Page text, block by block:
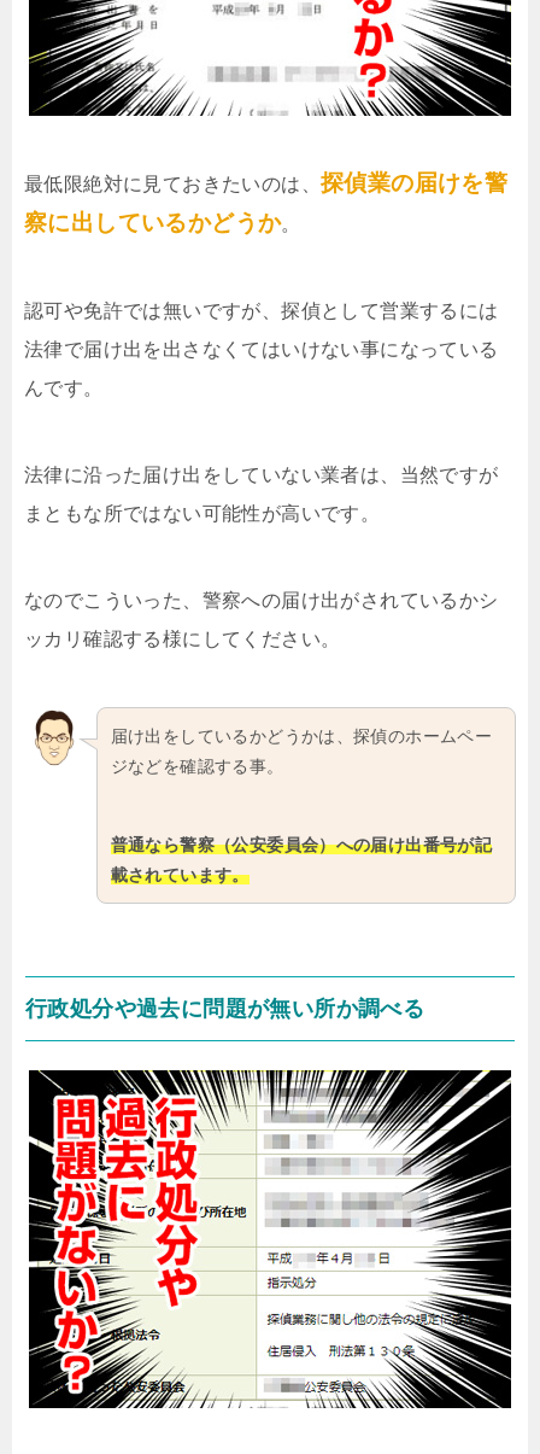
最低限絶対に見ておきたいのは、 探偵業の届けを警
察に出しているかどうか。
認可や免許では無いですが、探偵として営業するには
法律で届け出を出さなくてはいけない事になっている
んです。
法律に沿った届け出をしていない業者は、当然ですが
まともな所ではない可能性が高いです。
なのでこういった、警察への届け出がされているかシ
ッカリ確認する様にしてください。
届け出をしているかどうかは、探偵のホームペー
ジなどを確認する事。
普通なら警察（公安委員会）への届け出番号が記
載されています。
行政処分や過去に問題が無い所か調べる